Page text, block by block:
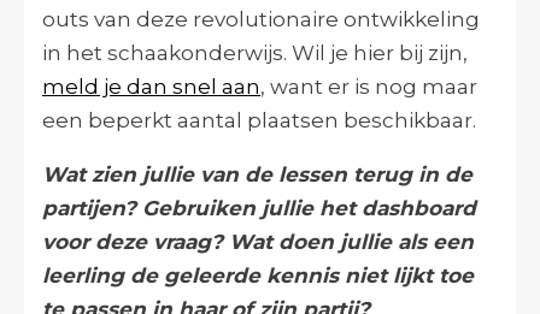
outs van deze revolutionaire ontwikkeling
in het schaakonderwijs. Wil je hier bij zijn,
meld je dan snel aan, want er is nog maar
een beperkt aantal plaatsen beschikbaar.
Wat zien jullie van de lessen terug in de
partijen? Gebruiken jullie het dashboard
voor deze vraag? Wat doen jullie als een
leerling de geleerde kennis niet lijkt toe